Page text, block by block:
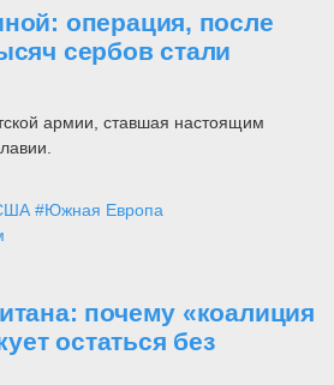
операция, после
сербов стали
армии, ставшая настоящим
#Южная Европа
почему «коалиция
остаться без